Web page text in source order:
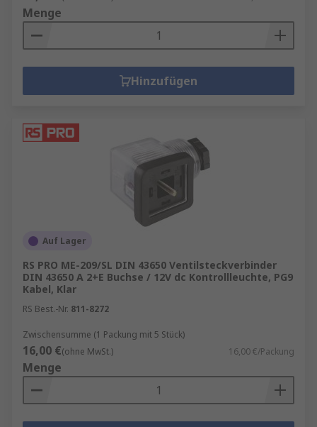
Menge
Hinzufügen
Auf Lager
RS PRO ME-209/SL DIN 43650 Ventilsteckverbinder
DIN 43650 A 2+E Buchse / 12V dc Kontrollleuchte, PG9
Kabel, Klar
RS Best.-Nr. 811-8272
Zwischensumme (1 Packung mit 5 Stück)
16,00 €(ohne MwSt.) 16,00 €/Packung
Menge